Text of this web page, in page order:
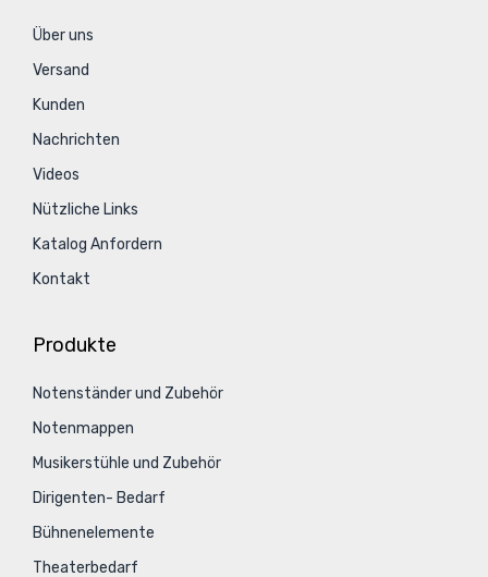
Über uns
Versand
Kunden
Nachrichten
Videos
Nützliche Links
Katalog Anfordern
Kontakt
Produkte
Notenständer und Zubehör
Notenmappen
Musikerstühle und Zubehör
Dirigenten- Bedarf
Bühnenelemente
Theaterbedarf